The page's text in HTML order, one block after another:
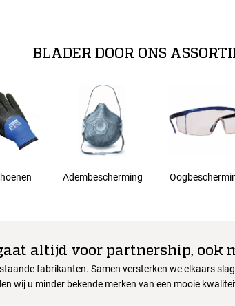
BLADER DOOR ONS
Adembescherming
altijd voor partnership, ook
fabrikanten. Samen versterken we elkaars
wij u minder bekende merken van een mooie